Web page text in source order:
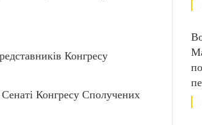
Конгресу
Конгресу Сполучених